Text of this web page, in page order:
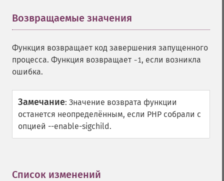
Возвращаемые значения
Функция возвращает код завершения запущенного
процесса. Функция возвращает -1, если возникла
ошибка.
Замечание: Значение возврата функции
останется неопределённым, если PHP собрали с
опцией --enable-sigchild.
Список изменений